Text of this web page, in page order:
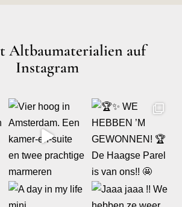
Altbaumaterialien auf
Instagram